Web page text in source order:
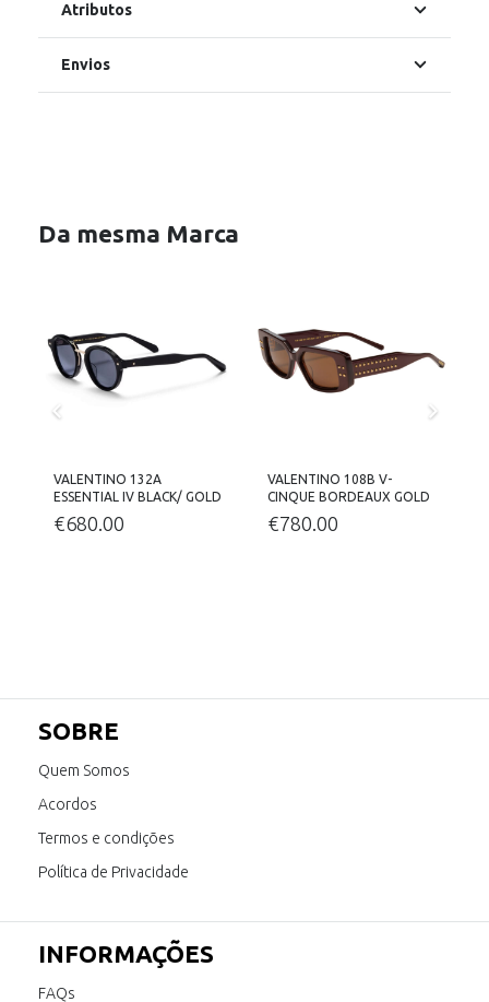
Atributos
Envios
Da mesma Marca
VALENTINO 132A
ESSENTIAL IV BLACK/ GOLD
€680.00
VALENTINO 108B V-
CINQUE BORDEAUX GOLD
€780.00
SOBRE
Quem Somos
Acordos
Termos e condições
Política de Privacidade
INFORMAÇÕES
FAQs